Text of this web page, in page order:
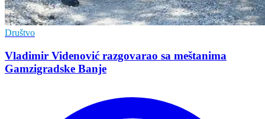
Društvo
Vladimir Vidеnović razgovarao sa mеštanima
Gamzigradskе Banjе